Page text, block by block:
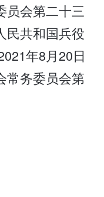
员会第二十三
民共和国兵役
年8月20日
常务委员会第